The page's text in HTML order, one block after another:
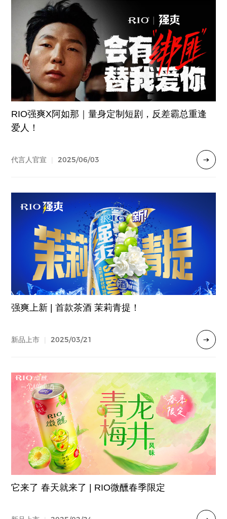
RIO强爽X阿如那｜量身定制短剧，反差霸总重逢
爱人！
代言人官宣 | 2025/06/03
强爽上新 | 首款茶酒 茉莉青提！
新品上市 | 2025/03/21
它来了 春天就来了 | RIO微醺春季限定